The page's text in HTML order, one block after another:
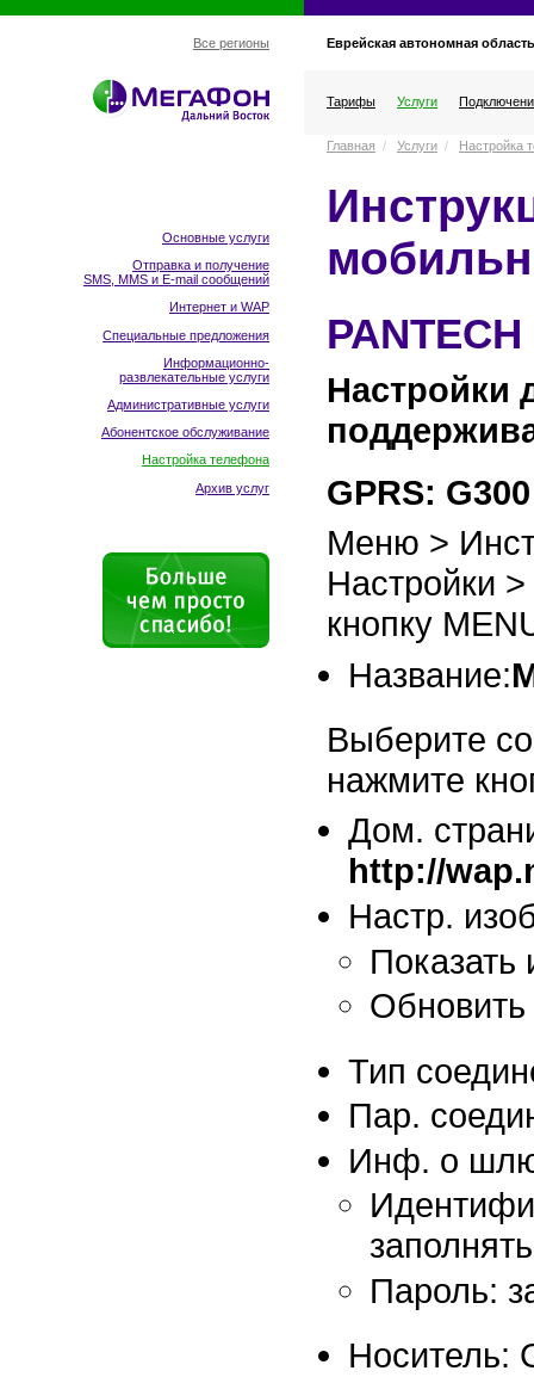
Все регионы Еврейская автономная область
Тарифы Услуги
Основные услуги
Отправка и получение
SMS, MMS и E-mail сообщений
Интернет и WAP
Специальные предложения
Информационно-
развлекательные услуги
Административные услуги
Абонентское обслуживание
Настройка телефона
Архив услуг
Главная / Услуги / Настройка
PANTECH
Настройки
GPRS: G300
Меню >
Настройки
кнопку
Название:
Выберите
нажмите
Дом.
http://
Настр.
Тип
Пар.
Инф. о
Пароль:
Носитель: